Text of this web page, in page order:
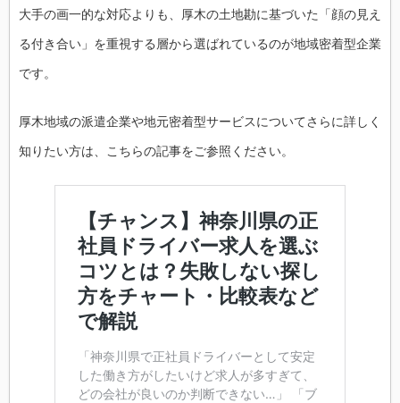
大手の画一的な対応よりも、厚木の土地勘に基づいた「顔の見え
る付き合い」を重視する層から選ばれているのが地域密着型企業
です。
厚木地域の派遣企業や地元密着型サービスについてさらに詳しく
知りたい方は、こちらの記事をご参照ください。